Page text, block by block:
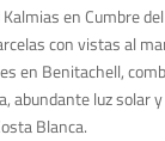
en Cumbre
con vistas al
en Benitachell,
abundante luz solar
Blanca.